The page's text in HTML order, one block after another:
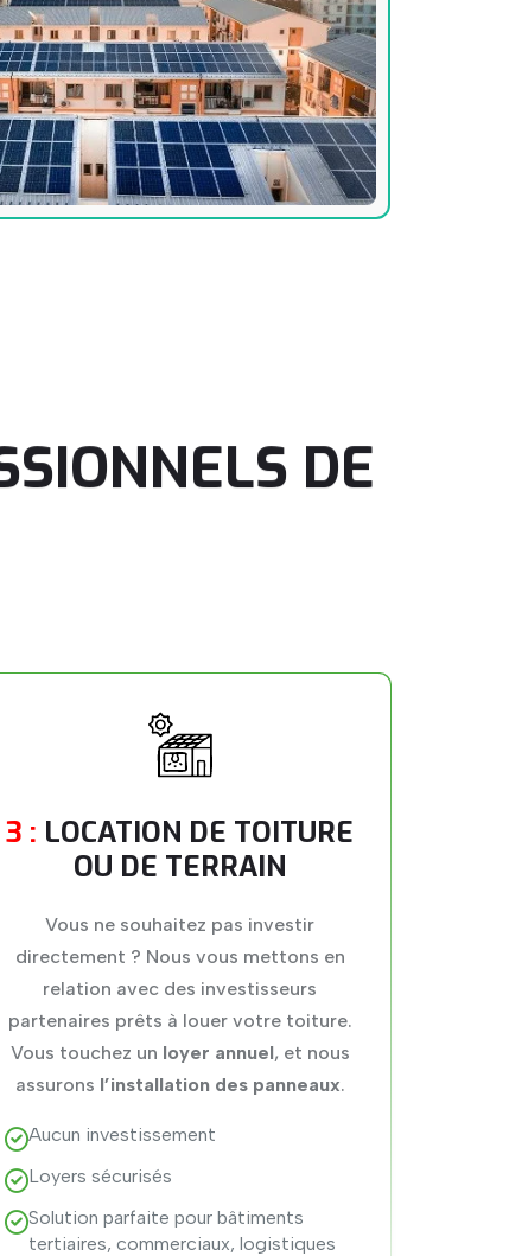
DE
3 : LOCATION DE TOITURE
OU DE TERRAIN
Vous ne souhaitez pas investir
directement ? Nous vous mettons en
relation avec des investisseurs
partenaires prêts à louer votre toiture.
Vous touchez un loyer annuel, et nous
assurons l’installation des panneaux.
Aucun investissement
Loyers sécurisés
Solution parfaite pour bâtiments
tertiaires, commerciaux, logistiques